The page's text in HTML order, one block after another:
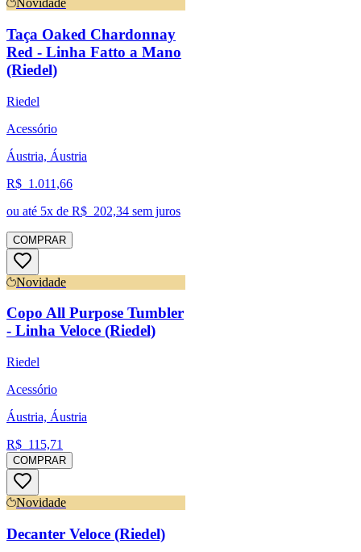
Novidade
Taça Oaked Chardonnay
Red - Linha Fatto a Mano
(Riedel)
Riedel
Acessório
Áustria, Áustria
R$ 1.011,66
ou até 5x de R$ 202,34 sem juros
COMPRAR
Novidade
Copo All Purpose Tumbler
- Linha Veloce (Riedel)
Riedel
Acessório
Áustria, Áustria
R$ 115,71
COMPRAR
Novidade
Decanter Veloce (Riedel)